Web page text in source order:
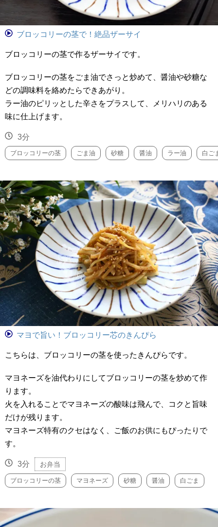
ブロッコリーの茎で！絶品ザーサイ
ブロッコリーの茎で作るザーサイです。
ブロッコリーの茎をごま油でさっと炒めて、醤油や砂糖な
どの調味料を絡めたらできあがり。
ラー油のピリッとした辛さをプラスして、メリハリのある
味に仕上げます。
3分
ブロッコリーの茎 ごま油 砂糖 醤油 ラー油 白ご
マヨで旨い！ブロッコリー芯のきんぴら
こちらは、ブロッコリーの茎を使ったきんぴらです。
マヨネーズを油代わりにしてブロッコリーの茎を炒めて作
ります。
火を入れることでマヨネーズの酸味は飛んで、コクと旨味
だけが残ります。
マヨネーズ特有のクセはなく、ご飯のお供にもぴったりで
す。
3分 お弁当
ブロッコリーの茎 マヨネーズ 砂糖 醤油 白ごま